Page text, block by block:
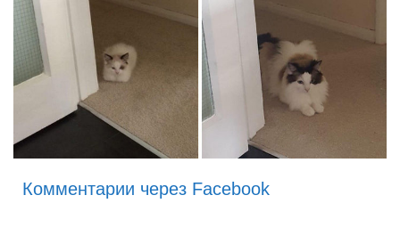
Комментарии через Facebook